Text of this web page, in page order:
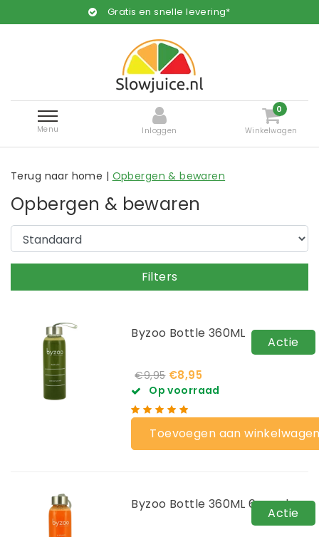
Gratis en snelle levering*
Menu Inloggen
0
Winkelwagen
Terug naar home | Opbergen & bewaren
Opbergen & bewaren
Filters
Actie
Byzoo Bottle 360ML
€9,95 €8,95
Op voorraad
Toevoegen aan
Actie
Byzoo Bottle 360ML 6-pack